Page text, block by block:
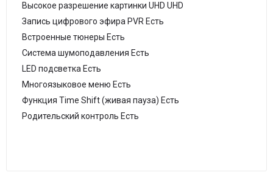
Высокое разрешение картинки UHD UHD
Запись цифрового эфира PVR Есть
Встроенные тюнеры Есть
Система шумоподавления Есть
LED подсветка Есть
Многоязыковое меню Есть
Функция Time Shift (живая пауза) Есть
Родительский контроль Есть